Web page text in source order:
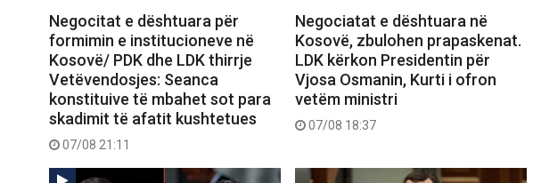
Negocitat e dështuara për
formimin e institucioneve në
Kosovë/ PDK dhe LDK thirrje
Vetëvendosjes: Seanca
konstituive të mbahet sot para
skadimit të afatit kushtetues
07/08 21:11
Negociatat e dështuara në
Kosovë, zbulohen prapaskenat.
LDK kërkon Presidentin për
Vjosa Osmanin, Kurti i ofron
vetëm ministri
07/08 18:37